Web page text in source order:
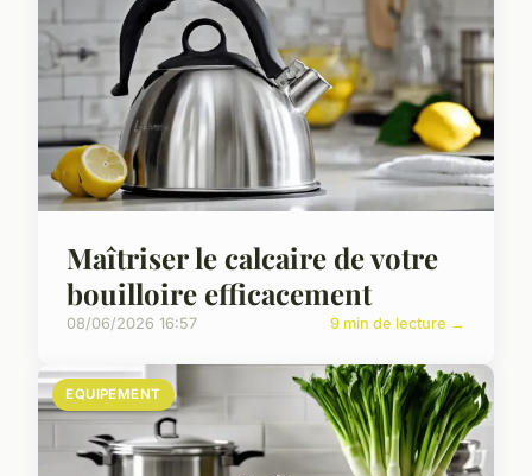
Maîtriser le calcaire de votre
bouilloire efficacement
08/06/2026 16:57 9 min de lecture →
EQUIPEMENT